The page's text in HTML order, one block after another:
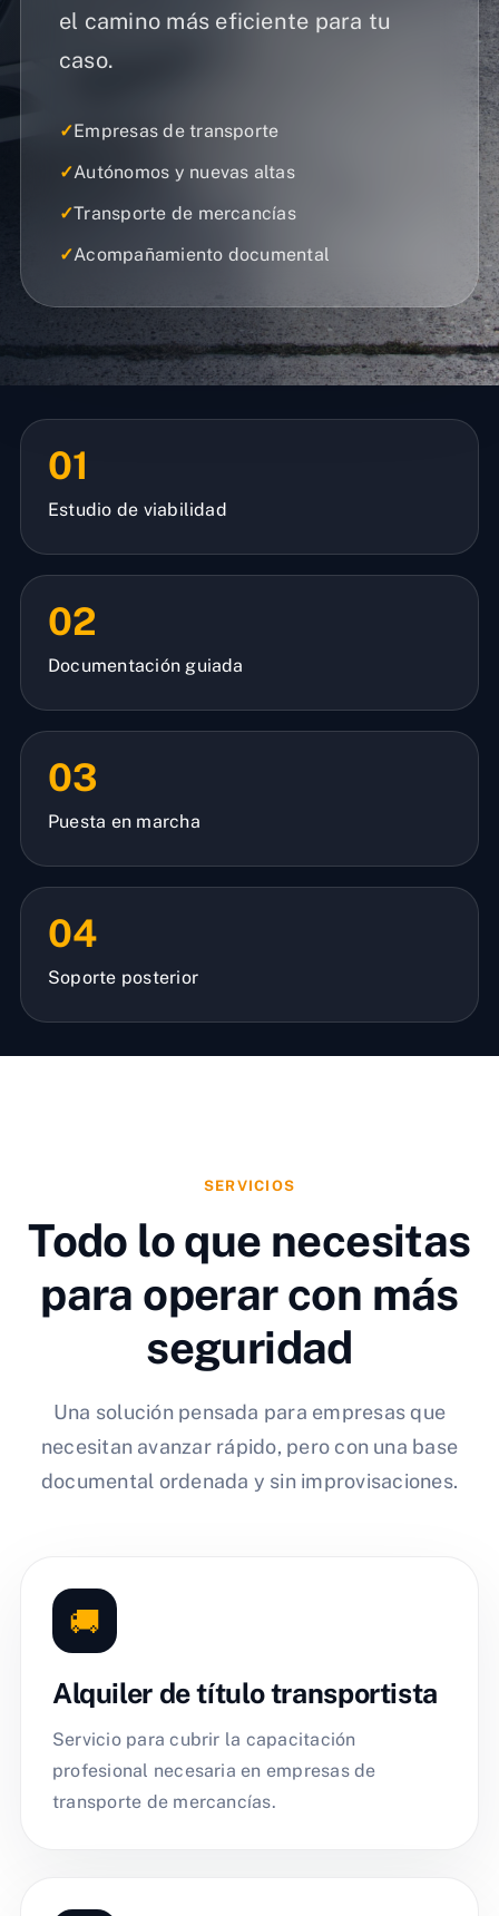
el camino más eficiente para tu
caso.
✓Empresas de transporte
✓Autónomos y nuevas altas
✓Transporte de mercancías
✓Acompañamiento documental
01
Estudio de viabilidad
02
Documentación guiada
03
Puesta en marcha
04
Soporte posterior
SERVICIOS
Todo lo que necesitas
para operar con más
seguridad
Una solución pensada para empresas que
necesitan avanzar rápido, pero con una base
documental ordenada y sin improvisaciones.
🚚
Alquiler de título transportista
Servicio para cubrir la capacitación
profesional necesaria en empresas de
transporte de mercancías.